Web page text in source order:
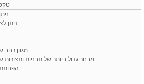
21.
1.
2.
5. מגוון רחב
6. מבחר גדול ביותר של תבניות ותצורות
7.